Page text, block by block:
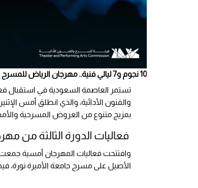
10 نجوم و7 ليالي فنية.. مهرجان الرياض للمسرح يفتح أبوابه للجمهور| المصدر :@MOCPerformArt عبر x
تستمر العاصمة السعودية في استقبال
بمزيج متنوع من العروض المسرحية
فعاليات الدورة الثالثة من
وافتتحت فعاليات المهرجان أمسية
الأصيل على مسرح جامعة الأميرة نورة،